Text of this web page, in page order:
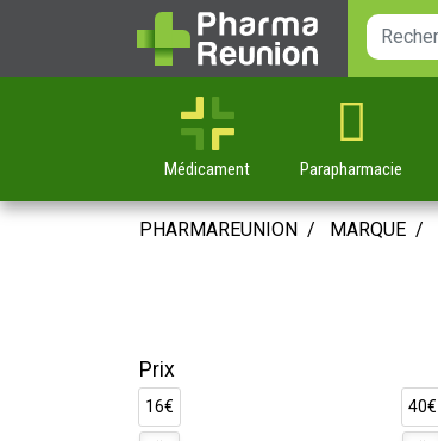
Médicament Parapharmacie
PHARMAREUNION MARQUE
Prix
16€ 40€